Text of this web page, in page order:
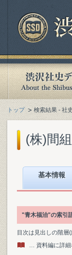
トップ 検索結果 - 社
(株)間
基本情報
"青木福治"の索引
目次は見出しの階
… 資料編に詳細